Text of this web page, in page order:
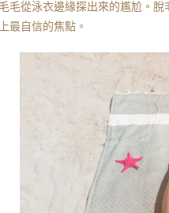
毛從泳衣邊緣探出來的尷尬。
最自信的焦點。